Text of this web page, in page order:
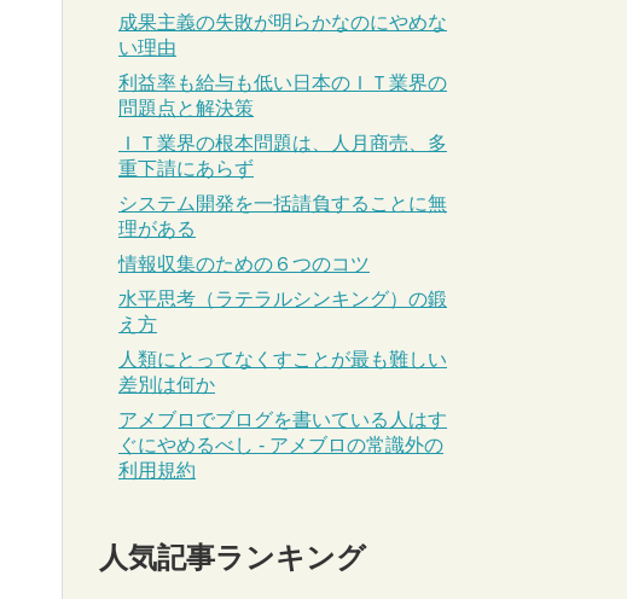
成果主義の失敗が明らかなのにやめな
い理由
利益率も給与も低い日本のＩＴ業界の
問題点と解決策
ＩＴ業界の根本問題は、人月商売、多
重下請にあらず
システム開発を一括請負することに無
理がある
情報収集のための６つのコツ
水平思考（ラテラルシンキング）の鍛
え方
人類にとってなくすことが最も難しい
差別は何か
アメブロでブログを書いている人はす
ぐにやめるべし - アメブロの常識外の
利用規約
人気記事ランキング